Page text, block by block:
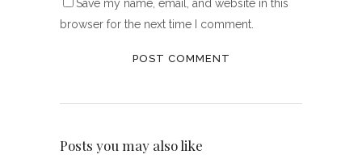
Save my name, email, and website in this
browser for the next time I comment.
Posts you may also like